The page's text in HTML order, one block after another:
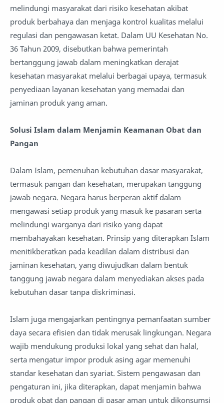
melindungi masyarakat dari risiko kesehatan akibat
produk berbahaya dan menjaga kontrol kualitas melalui
regulasi dan pengawasan ketat. Dalam UU Kesehatan No.
36 Tahun 2009, disebutkan bahwa pemerintah
bertanggung jawab dalam meningkatkan derajat
kesehatan masyarakat melalui berbagai upaya, termasuk
penyediaan layanan kesehatan yang memadai dan
jaminan produk yang aman.
Solusi Islam dalam Menjamin Keamanan Obat dan
Pangan
Dalam Islam, pemenuhan kebutuhan dasar masyarakat,
termasuk pangan dan kesehatan, merupakan tanggung
jawab negara. Negara harus berperan aktif dalam
mengawasi setiap produk yang masuk ke pasaran serta
melindungi warganya dari risiko yang dapat
membahayakan kesehatan. Prinsip yang diterapkan Islam
menitikberatkan pada keadilan dalam distribusi dan
jaminan kesehatan, yang diwujudkan dalam bentuk
tanggung jawab negara dalam menyediakan akses pada
kebutuhan dasar tanpa diskriminasi.
Islam juga mengajarkan pentingnya pemanfaatan sumber
daya secara efisien dan tidak merusak lingkungan. Negara
wajib mendukung produksi lokal yang sehat dan halal,
serta mengatur impor produk asing agar memenuhi
standar kesehatan dan syariat. Sistem pengawasan dan
pengaturan ini, jika diterapkan, dapat menjamin bahwa
produk obat dan pangan di pasar aman untuk dikonsumsi